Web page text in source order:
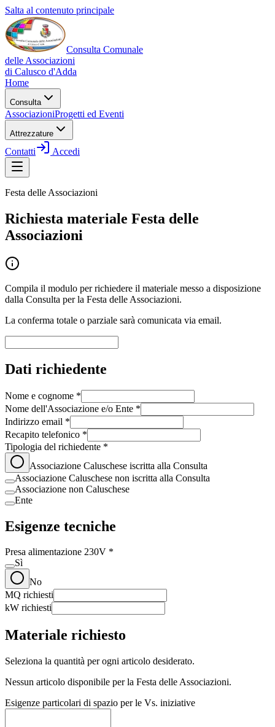
Salta al contenuto principale
Consulta Comunale
delle Associazioni
di Calusco d'Adda
Home
Consulta
AssociazioniProgetti ed Eventi
Attrezzature
Contatti Accedi
Festa delle Associazioni
Richiesta materiale Festa delle
Associazioni
Compila il modulo per richiedere il materiale messo a disposizione
dalla Consulta per la Festa delle Associazioni.
La conferma totale o parziale sarà comunicata via email.
Dati richiedente
Nome e cognome *
Nome dell'Associazione e/o Ente *
Indirizzo email *
Recapito telefonico *
Tipologia del richiedente *
Associazione Caluschese iscritta alla Consulta
Associazione Caluschese non iscritta alla Consulta
Associazione non Caluschese
Ente
Esigenze tecniche
Presa alimentazione 230V *
Sì
No
MQ richiesti
kW richiesti
Materiale richiesto
Seleziona la quantità per ogni articolo desiderato.
Nessun articolo disponibile per la Festa delle Associazioni.
Esigenze particolari di spazio per le Vs. iniziative